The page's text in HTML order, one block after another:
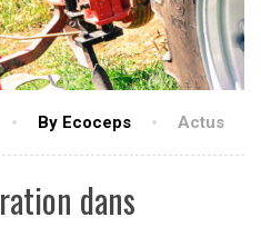
By Ecoceps Actus
dans